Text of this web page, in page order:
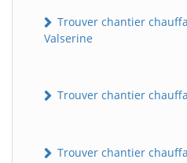
Trouver chantier
Valserine
Trouver chantier
Trouver chantier